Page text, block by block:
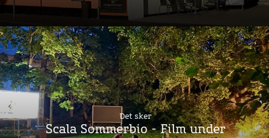
Det sker
Scala Sommerbio - Film under